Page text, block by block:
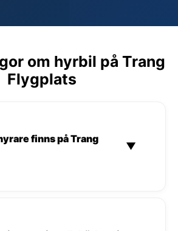
om hyrbil på Trang
Flygplats
finns på Trang
▼